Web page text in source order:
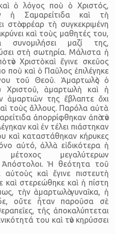
ὁ λόγος ποὺ ὁ Χριστός,
ἡ Σαμαρείτιδα καὶ τὴ
στὸ φρέαρ τὴ συγκεκριμένη
καὶ τοὺς μαθητές του,
μαζί της,
στὴ σωτηρία. Μάλιστα ἡ
τὸν Χριστὸ καὶ ἔγινε σκεῦος
ποὺ καὶ ὁ Παῦλος ἐπιλέγηκε
τοῦ Θεοῦ. Ἁμαρτωλὸς ὁ
Χριστοῦ, ἁμαρτωλὴ καὶ ἡ
ἁμαρτιῶν της ἔβλαπτε ὄχι
τοὺς ἄλλους. Παρόλα αὐτὰ
ἀπορρίφθηκαν ἀπὸ τὸν
καὶ ἐν τέλει πιάστηκαν
καὶ καταστάθηκαν κήρυκες
αὐτό, ἀλλὰ εἰδικότερα ἡ
μέτοχος μεγαλύτερων
Ἀπόστολοι. Ἡ θεότητα τοῦ
καὶ ἔγινε πιστευτὴ
στερεώθηκε καὶ ἡ πίστη
τὴν ἁμαρτωλὸ γυναῖκα, ἡ
οὔτε ἦταν παροῦσα σὲ
τῆς ἀποκαλύπτεται
του καὶ τὸν κηρύσσει